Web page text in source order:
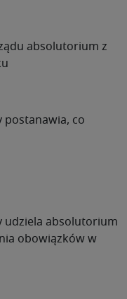
absolutorium z
postanawia, co
udziela absolutorium
obowiązków w